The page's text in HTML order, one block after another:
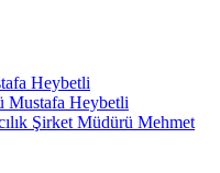
Heybetli
Mustafa Heybetli
Şirket Müdürü Mehmet